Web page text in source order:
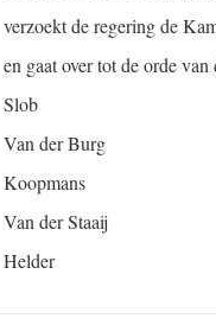
verzoekt de regering de
en gaat over tot de orde van
Slob
Van der Burg
Koopmans
Van der Staaij
Helder